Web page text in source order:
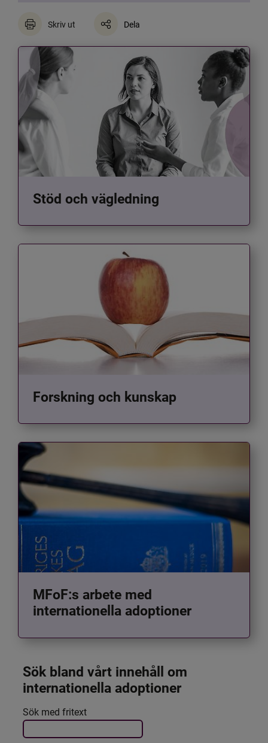
Skriv ut Dela
Stöd och vägledning
Forskning och kunskap
MFoF:s arbete med
internationella adoptioner
Sök bland vårt innehåll om
internationella adoptioner
Filtrera resultatet
Det här formuläret postas automatiskt
Sök med fritext